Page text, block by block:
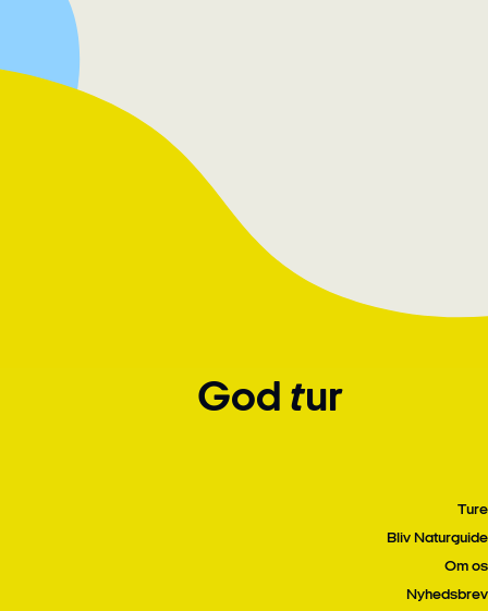
God tur
Ture
Bliv Naturguide
Om os
Nyhedsbrev